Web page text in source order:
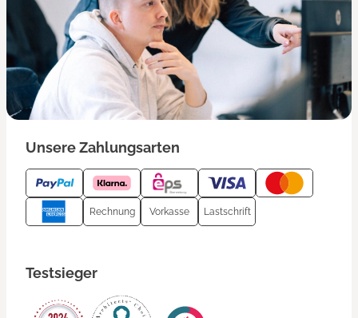
Unsere Zahlungsarten
Rechnung Vorkasse Lastschrift
Testsieger